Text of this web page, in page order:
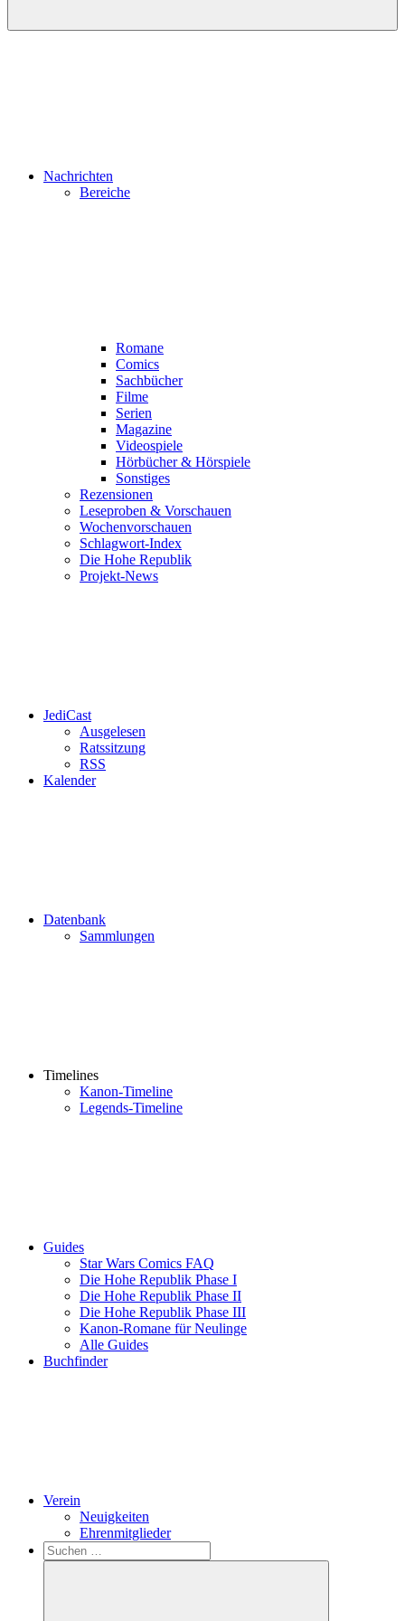
Nachrichten
Bereiche
Romane
Comics
Sachbücher
Filme
Serien
Magazine
Videospiele
Hörbücher & Hörspiele
Sonstiges
Rezensionen
Leseproben & Vorschauen
Wochenvorschauen
Schlagwort-Index
Die Hohe Republik
Projekt-News
JediCast
Ausgelesen
Ratssitzung
RSS
Kalender
Datenbank
Sammlungen
Timelines
Kanon-Timeline
Legends-Timeline
Guides
Star Wars Comics FAQ
Die Hohe Republik Phase I
Die Hohe Republik Phase II
Die Hohe Republik Phase III
Kanon-Romane für Neulinge
Alle Guides
Buchfinder
Verein
Neuigkeiten
Ehrenmitglieder
Search
Suchen
nach: